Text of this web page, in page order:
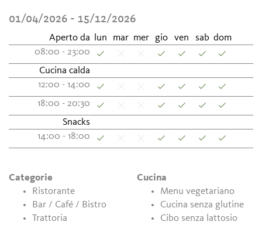
01/04/2026 - 15/12/2026
Aperto da lun mar mer gio ven sab dom
08:00 - 23:00
Cucina calda
12:00 - 14:00
18:00 - 20:30
Snacks
14:00 - 18:00
Categorie
Ristorante
Bar / Café / Bistro
Trattoria
Cucina
Menu vegetariano
Cucina senza glutine
Cibo senza lattosio